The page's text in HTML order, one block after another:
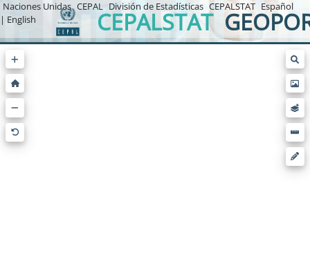
CEPALSTAT
Naciones Unidas CEPAL División de Estadísticas CEPALSTAT Español
| English